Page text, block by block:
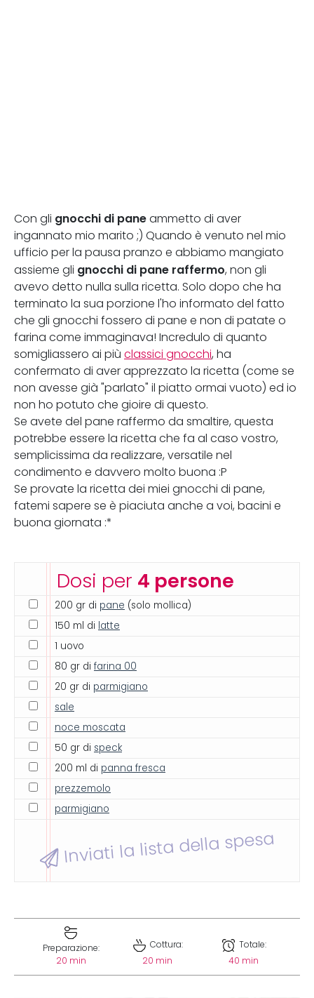
Con gli gnocchi di pane ammetto di aver
ingannato mio marito ;) Quando è venuto nel mio
ufficio per la pausa pranzo e abbiamo mangiato
assieme gli gnocchi di pane raffermo, non gli
avevo detto nulla sulla ricetta. Solo dopo che ha
terminato la sua porzione l'ho informato del fatto
che gli gnocchi fossero di pane e non di patate o
farina come immaginava! Incredulo di quanto
somigliassero ai più classici gnocchi, ha
confermato di aver apprezzato la ricetta (come se
non avesse già "parlato" il piatto ormai vuoto) ed io
non ho potuto che gioire di questo.
Se avete del pane raffermo da smaltire, questa
potrebbe essere la ricetta che fa al caso vostro,
semplicissima da realizzare, versatile nel
condimento e davvero molto buona :P
Se provate la ricetta dei miei gnocchi di pane,
fatemi sapere se è piaciuta anche a voi, bacini e
buona giornata :*
Dosi per 4 persone
200 gr di pane (solo mollica)
150 ml di latte
1 uovo
80 gr di farina 00
20 gr di parmigiano
sale
noce moscata
50 gr di speck
200 ml di panna fresca
prezzemolo
parmigiano
Inviati la lista della spesa
Preparazione:
20 min
Cottura:
20 min
Totale:
40 min